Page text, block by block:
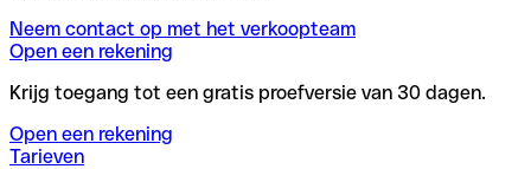
Neem contact op met het verkoopteam
Open een rekening
Krijg toegang tot een gratis proefversie van 30 dagen.
Open een rekening
Tarieven